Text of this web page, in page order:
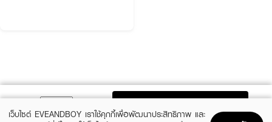
เว็บไซต์ EVEANDBOY เราใช้คุกกี้เพื่อพัฒนาประสิทธิภาพ และ